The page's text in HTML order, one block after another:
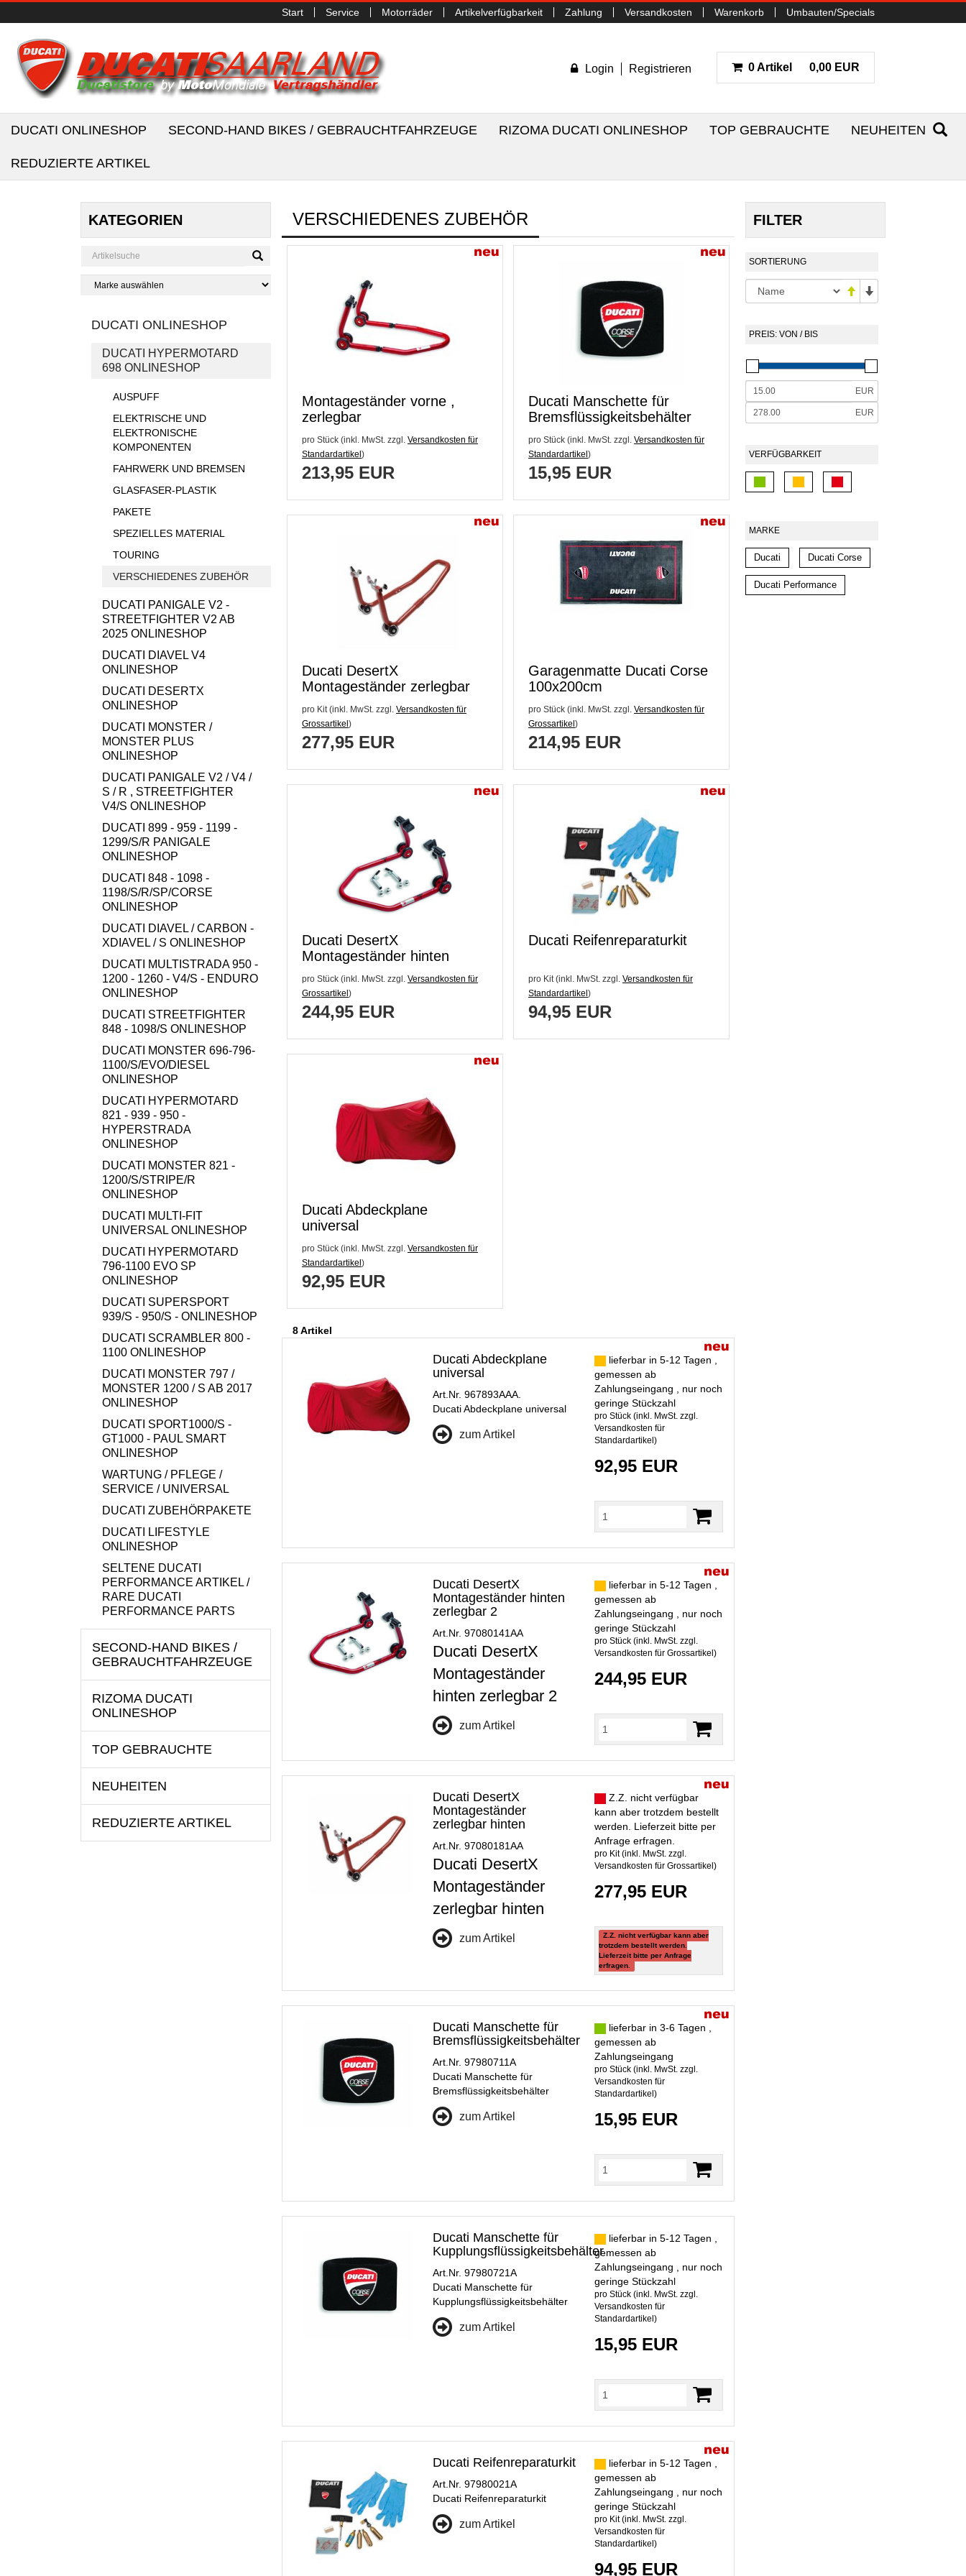
Start Service Motorräder Artikelverfügbarkeit Zahlung Versandkosten Warenkorb Umbauten/Specials
Login Registrieren 0 Artikel 0,00 EUR
DUCATI ONLINESHOP SECOND-HAND BIKES / GEBRAUCHTFAHRZEUGE RIZOMA DUCATI ONLINESHOP TOP GEBRAUCHTE NEUHEITEN
REDUZIERTE ARTIKEL
KATEGORIEN
DUCATI ONLINESHOP
DUCATI HYPERMOTARD
698 ONLINESHOP
AUSPUFF
ELEKTRISCHE UND
ELEKTRONISCHE
KOMPONENTEN
FAHRWERK UND BREMSEN
GLASFASER-PLASTIK
PAKETE
SPEZIELLES MATERIAL
TOURING
VERSCHIEDENES ZUBEHÖR
DUCATI PANIGALE V2 -
STREETFIGHTER V2 AB
2025 ONLINESHOP
DUCATI DIAVEL V4
ONLINESHOP
DUCATI DESERTX
ONLINESHOP
DUCATI MONSTER /
MONSTER PLUS
ONLINESHOP
DUCATI PANIGALE V2 / V4 /
S / R , STREETFIGHTER
V4/S ONLINESHOP
DUCATI 899 - 959 - 1199 -
1299/S/R PANIGALE
ONLINESHOP
DUCATI 848 - 1098 -
1198/S/R/SP/CORSE
ONLINESHOP
DUCATI DIAVEL / CARBON -
XDIAVEL / S ONLINESHOP
DUCATI MULTISTRADA 950 -
1200 - 1260 - V4/S - ENDURO
ONLINESHOP
DUCATI STREETFIGHTER
848 - 1098/S ONLINESHOP
DUCATI MONSTER 696-796-
1100/S/EVO/DIESEL
ONLINESHOP
DUCATI HYPERMOTARD
821 - 939 - 950 -
HYPERSTRADA
ONLINESHOP
DUCATI MONSTER 821 -
1200/S/STRIPE/R
ONLINESHOP
DUCATI MULTI-FIT
UNIVERSAL ONLINESHOP
DUCATI HYPERMOTARD
796-1100 EVO SP
ONLINESHOP
DUCATI SUPERSPORT
939/S - 950/S - ONLINESHOP
DUCATI SCRAMBLER 800 -
1100 ONLINESHOP
DUCATI MONSTER 797 /
MONSTER 1200 / S AB 2017
ONLINESHOP
DUCATI SPORT1000/S -
GT1000 - PAUL SMART
ONLINESHOP
WARTUNG / PFLEGE /
SERVICE / UNIVERSAL
DUCATI ZUBEHÖRPAKETE
DUCATI LIFESTYLE
ONLINESHOP
SELTENE DUCATI
PERFORMANCE ARTIKEL /
RARE DUCATI
PERFORMANCE PARTS
SECOND-HAND BIKES /
GEBRAUCHTFAHRZEUGE
RIZOMA DUCATI
ONLINESHOP
TOP GEBRAUCHTE
NEUHEITEN
REDUZIERTE ARTIKEL
VERSCHIEDENES ZUBEHÖR
Montageständer vorne ,
zerlegbar
pro Stück (inkl. MwSt. zzgl. Versandkosten für
Standardartikel )
213,95 EUR
Ducati Manschette für
Bremsflüssigkeitsbehälter
pro Stück (inkl. MwSt. zzgl. Versandkosten für
Standardartikel )
15,95 EUR
Ducati DesertX
Montageständer zerlegbar
hinten
pro Kit (inkl. MwSt. zzgl. Versandkosten für
Grossartikel )
277,95 EUR
Garagenmatte Ducati Corse
100x200cm
pro Stück (inkl. MwSt. zzgl. Versandkosten für
Grossartikel )
214,95 EUR
Ducati DesertX
Montageständer hinten
zerlegbar 2
pro Stück (inkl. MwSt. zzgl. Versandkosten für
Grossartikel )
244,95 EUR
Ducati Reifenreparaturkit
pro Kit (inkl. MwSt. zzgl. Versandkosten für
Standardartikel )
94,95 EUR
Ducati Abdeckplane
universal
pro Stück (inkl. MwSt. zzgl. Versandkosten für
Standardartikel )
92,95 EUR
8 Artikel
Ducati Abdeckplane
universal
Art.Nr. 967893AAA.
Ducati Abdeckplane universal
zum Artikel
lieferbar in 5-12 Tagen ,
gemessen ab
Zahlungseingang , nur noch
geringe Stückzahl
pro Stück (inkl. MwSt. zzgl.
Versandkosten für
Standardartikel )
92,95 EUR
Ducati DesertX
Montageständer hinten
zerlegbar 2
Art.Nr. 97080141AA
Ducati DesertX
Montageständer
hinten zerlegbar 2
zum Artikel
lieferbar in 5-12 Tagen ,
gemessen ab
Zahlungseingang , nur noch
geringe Stückzahl
pro Stück (inkl. MwSt. zzgl.
Versandkosten für Grossartikel )
244,95 EUR
Ducati DesertX
Montageständer
zerlegbar hinten
Art.Nr. 97080181AA
Ducati DesertX
Montageständer
zerlegbar hinten
zum Artikel
Z.Z. nicht verfügbar
kann aber trotzdem bestellt
werden. Lieferzeit bitte per
Anfrage erfragen.
pro Kit (inkl. MwSt. zzgl.
Versandkosten für Grossartikel )
277,95 EUR
Z.Z. nicht verfügbar kann aber
trotzdem bestellt werden.
Lieferzeit bitte per Anfrage
erfragen.
Ducati Manschette für
Bremsflüssigkeitsbehälter
Art.Nr. 97980711A
Ducati Manschette für
Bremsflüssigkeitsbehälter
zum Artikel
lieferbar in 3-6 Tagen ,
gemessen ab
Zahlungseingang
pro Stück (inkl. MwSt. zzgl.
Versandkosten für
Standardartikel )
15,95 EUR
Ducati Manschette für
Kupplungsflüssigkeitsbehälter
Art.Nr. 97980721A
Ducati Manschette für
Kupplungsflüssigkeitsbehälter
zum Artikel
lieferbar in 5-12 Tagen ,
gemessen ab
Zahlungseingang , nur noch
geringe Stückzahl
pro Stück (inkl. MwSt. zzgl.
Versandkosten für
Standardartikel )
15,95 EUR
Ducati Reifenreparaturkit
Art.Nr. 97980021A
Ducati Reifenreparaturkit
zum Artikel
lieferbar in 5-12 Tagen ,
gemessen ab
Zahlungseingang , nur noch
geringe Stückzahl
pro Kit (inkl. MwSt. zzgl.
Versandkosten für
Standardartikel )
94,95 EUR
FILTER
SORTIERUNG
PREIS: VON / BIS
EUR
EUR
VERFÜGBARKEIT
MARKE
Ducati Ducati Corse
Ducati Performance